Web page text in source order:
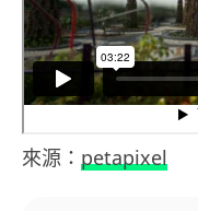
來源： petapixel